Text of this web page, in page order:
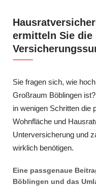
ermitteln Sie die
Sie fragen sich, wie
Großraum Böblingen
in wenigen Schritten die
Wohnfläche und
Unterversicherung und
wirklich benötigen.
Eine passgenaue
Böblingen und das